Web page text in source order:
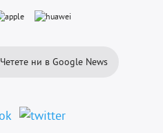
Четете ни в Google News